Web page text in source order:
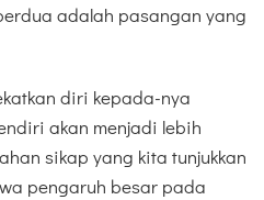
adalah pasangan yang
diri kepada-nya
akan menjadi lebih
sikap yang kita tunjukkan
pengaruh besar pada